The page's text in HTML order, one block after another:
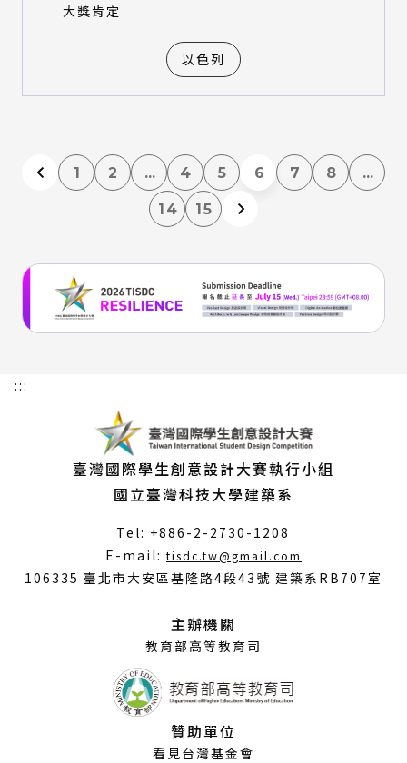
大獎肯定
以色列
1 2 ... 4 5 6 7 8 ...
14 15
:::
臺灣國際學生創意設計大賽執行小組
國立臺灣科技大學建築系
Tel: +886-2-2730-1208
E-mail:tisdc.tw@gmail.com
開
106335 臺北市大安區基隆路4段43號 建築系RB707室
主辦機關
教育部高等教育司
贊助單位
看見台灣基金會